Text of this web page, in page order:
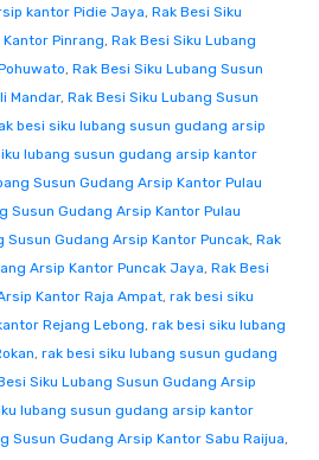
kantor Pidie Jaya, Rak Besi Siku
Pinrang, Rak Besi Siku Lubang
, Rak Besi Siku Lubang Susun
Mandar, Rak Besi Siku Lubang Susun
besi siku lubang susun gudang arsip
lubang susun gudang arsip kantor
Susun Gudang Arsip Kantor Pulau
Susun Gudang Arsip Kantor Pulau
Susun Gudang Arsip Kantor Puncak, Rak
Arsip Kantor Puncak Jaya, Rak Besi
Kantor Raja Ampat, rak besi siku
Rejang Lebong, rak besi siku lubang
, rak besi siku lubang susun gudang
Siku Lubang Susun Gudang Arsip
lubang susun gudang arsip kantor
Susun Gudang Arsip Kantor Sabu Raijua,